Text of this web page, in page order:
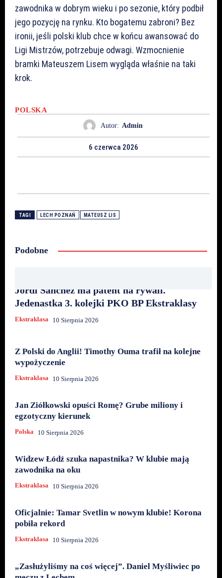
zawodnika w dobrym wieku i po sezonie, który podbił
jego pozycję na rynku. Kto bogatemu zabroni? Bez
ironii, jeśli polski klub chce w końcu awansować do
Ligi Mistrzów, potrzebuje odwagi. Wzmocnienie
bramki Mateuszem Lisem wygląda właśnie na taki
krok.
POLSKA
Autor: Admin
6 czerwca 2026
TAGI LECH POZNAŃ MATEUSZ LIS
Podobne
Jordi Sanchez ma patent na rywali.
Jedenastka 3. kolejki PKO BP Ekstraklasy
Ekstraklasa 10 Sierpnia 2026
Z Polski do Anglii! Timothy Ouma trafił na kolejne
wypożyczenie
Ekstraklasa 10 Sierpnia 2026
Jan Ziółkowski opuści Romę? Grube miliony i
egzotyczny kierunek
Polska 10 Sierpnia 2026
Widzew Łódź szuka napastnika? W klubie mają
zawodnika na oku
Ekstraklasa 10 Sierpnia 2026
Oficjalnie: Tamar Svetlin w nowym klubie! Korona
pobiła rekord
Ekstraklasa 10 Sierpnia 2026
„Zasłużyliśmy na coś więcej”. Daniel Myśliwiec po